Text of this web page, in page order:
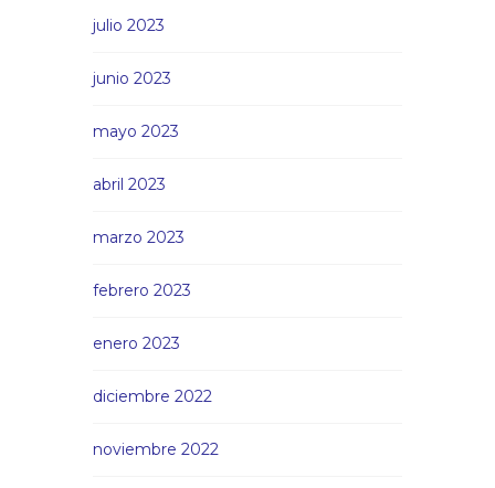
julio 2023
junio 2023
mayo 2023
abril 2023
marzo 2023
febrero 2023
enero 2023
diciembre 2022
noviembre 2022